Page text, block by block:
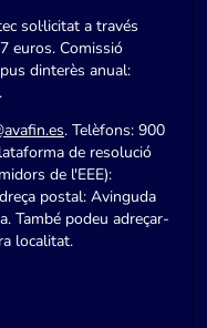
sol·licitat a través
euros. Comissió
dinterès anual:
. Telèfons: 900
de resolució
de l'EEE):
postal: Avinguda
També podeu adreçar-
localitat.